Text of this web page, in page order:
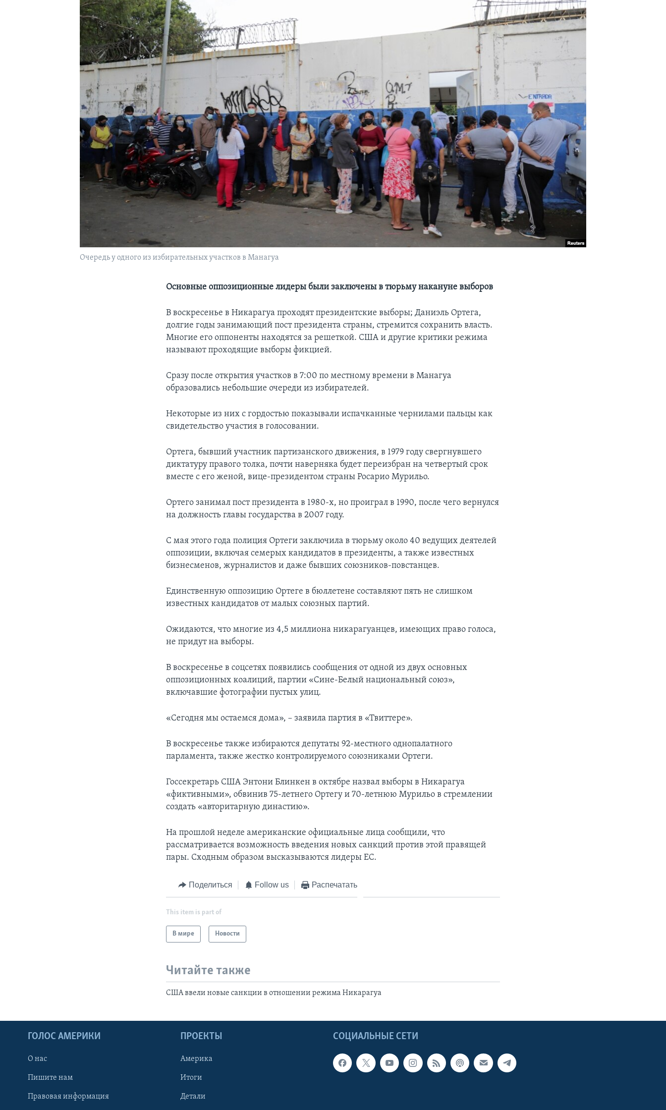
Очередь у одного из избирательных участков в Манагуа
Основные оппозиционные лидеры были заключены в тюрьму накануне выборов
В воскресенье в Никарагуа проходят президентские выборы; Даниэль Ортега,
долгие годы занимающий пост президента страны, стремится сохранить власть.
Многие его оппоненты находятся за решеткой. США и другие критики режима
называют проходящие выборы фикцией.
Сразу после открытия участков в 7:00 по местному времени в Манагуа
образовались небольшие очереди из избирателей.
Некоторые из них с гордостью показывали испачканные чернилами пальцы как
свидетельство участия в голосовании.
Ортега, бывший участник партизанского движения, в 1979 году свергнувшего
диктатуру правого толка, почти наверняка будет переизбран на четвертый срок
вместе с его женой, вице-президентом страны Росарио Мурильо.
Ортего занимал пост президента в 1980-х, но проиграл в 1990, после чего вернулся
на должность главы государства в 2007 году.
С мая этого года полиция Ортеги заключила в тюрьму около 40 ведущих деятелей
оппозиции, включая семерых кандидатов в президенты, а также известных
бизнесменов, журналистов и даже бывших союзников-повстанцев.
Единственную оппозицию Ортеге в бюллетене составляют пять не слишком
известных кандидатов от малых союзных партий.
Ожидаются, что многие из 4,5 миллиона никарагуанцев, имеющих право голоса,
не придут на выборы.
В воскресенье в соцсетях появились сообщения от одной из двух основных
оппозиционных коалиций, партии «Сине-Белый национальный союз»,
включавшие фотографии пустых улиц.
«Сегодня мы остаемся дома», – заявила партия в «Твиттере».
В воскресенье также избираются депутаты 92-местного однопалатного
парламента, также жестко контролируемого союзниками Ортеги.
Госсекретарь США Энтони Блинкен в октябре назвал выборы в Никарагуа
«фиктивными», обвинив 75-летнего Ортегу и 70-летнюю Мурильо в стремлении
создать «авторитарную династию».
На прошлой неделе американские официальные лица сообщили, что
рассматривается возможность введения новых санкций против этой правящей
пары. Сходным образом высказываются лидеры ЕС.
Поделиться Follow us Распечатать
This item is part of
В мире Новости
Читайте также
CША ввели новые санкции в отношении режима Никарагуа
СОЦИАЛЬНЫЕ СЕТИ
ГОЛОС АМЕРИКИ
О нас
Пишите нам
Правовая информация
ПРОЕКТЫ
Америка
Итоги
Детали